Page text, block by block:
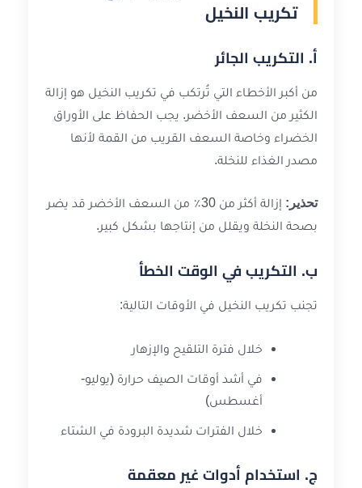
تكريب النخيل
أ. التكريب الجائر
من أكبر الأخطاء التي تُرتكب في تكريب النخيل هو إزالة
الكثير من السعف الأخضر. يجب الحفاظ على الأوراق
الخضراء وخاصة السعف القريب من القمة لأنها
مصدر الغذاء للنخلة.
تحذير:
إزالة أكثر من 30٪ من السعف الأخضر قد يضر
بصحة النخلة ويقلل من إنتاجها بشكل كبير.
ب. التكريب في الوقت الخطأ
تجنب تكريب النخيل في الأوقات التالية:
خلال فترة التلقيح والإزهار
في أشد أوقات الصيف حرارة (يوليو-
أغسطس)
خلال الفترات شديدة البرودة في الشتاء
ج. استخدام أدوات غير معقمة